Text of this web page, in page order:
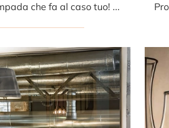
Ecco la lampada che fa al caso tuo! Il modello Vis a Vis è una tra le nostre lampade da terra di Mogg.